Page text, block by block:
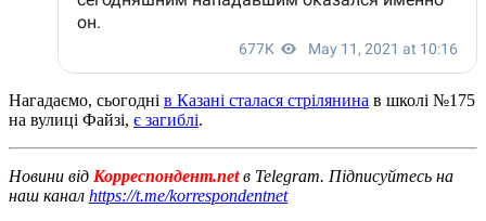
Нагадаємо, сьогодні в Казані сталася стрілянина в школі №175
на вулиці Файзі, є загиблі.
Новини від Корреспондент.netв Telegram. Підписуйтесь на
наш канал https://t.me/korrespondentnet